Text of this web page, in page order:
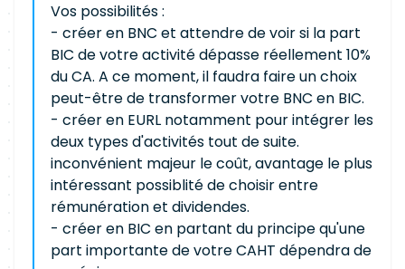
Vos possibilités :
- créer en BNC et attendre de voir si la part
BIC de votre activité dépasse réellement 10%
du CA. A ce moment, il faudra faire un choix
peut-être de transformer votre BNC en BIC.
- créer en EURL notamment pour intégrer les
deux types d'activités tout de suite.
inconvénient majeur le coût, avantage le plus
intéressant possiblité de choisir entre
rémunération et dividendes.
- créer en BIC en partant du principe qu'une
part importante de votre CAHT dépendra de